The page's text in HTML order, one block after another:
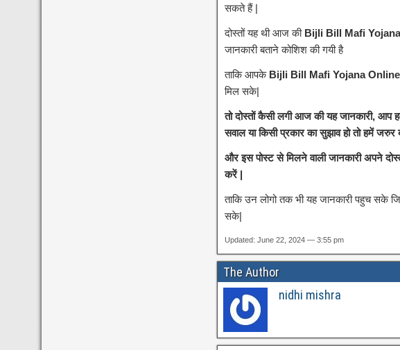
सकते हैं |
दोस्तों यह थी आज की Bijli Bill Mafi
जानकारी बताने कोशिश की गयी है
ताकि आपकेBijli Bill Mafi Yojana
मिल सके|
तो दोस्तों कैसी लगी आज की यह जानकारी,
सवाल या किसी प्रकार का सुझाव हो तो हमें जरुर
और इस पोस्ट से मिलने वाली जानकारी अपने
करें |
ताकि उन लोगो तक भी यह जानकारी पहुच सके
सके|
Updated: June 22, 2024 — 3:55 pm
The Author
nidhi mishra